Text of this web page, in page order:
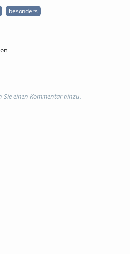
besonders
Sie einen Kommentar hinzu.